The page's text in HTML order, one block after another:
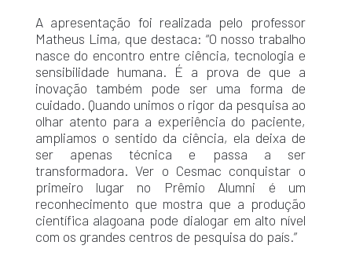
A apresentação foi realizada pelo professor
Matheus Lima, que destaca: “O nosso trabalho
nasce do encontro entre ciência, tecnologia e
sensibilidade humana. É a prova de que a
inovação também pode ser uma forma de
cuidado. Quando unimos o rigor da pesquisa ao
olhar atento para a experiência do paciente,
ampliamos o sentido da ciência, ela deixa de
ser apenas técnica e passa a ser
transformadora. Ver o Cesmac conquistar o
primeiro lugar no Prêmio Alumni é um
reconhecimento que mostra que a produção
científica alagoana pode dialogar em alto nível
com os grandes centros de pesquisa do país.”